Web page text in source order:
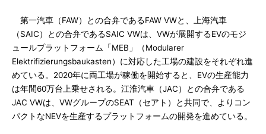
第一汽車（FAW）との合弁であるFAW VWと、上海汽車
（SAIC）との合弁であるSAIC VWは、VWが展開するEVのモジ
ュールプラットフォーム「MEB」（Modularer
Elektrifizierungsbaukasten）に対応した工場の建設をそれぞれ進
めている。2020年に両工場が稼働を開始すると、EVの生産能力
は年間60万台上乗せされる。江淮汽車（JAC）との合弁である
JAC VWは、VWグループのSEAT（セアト）と共同で、よりコン
パクトなNEVを生産するプラットフォームの開発を進めている。